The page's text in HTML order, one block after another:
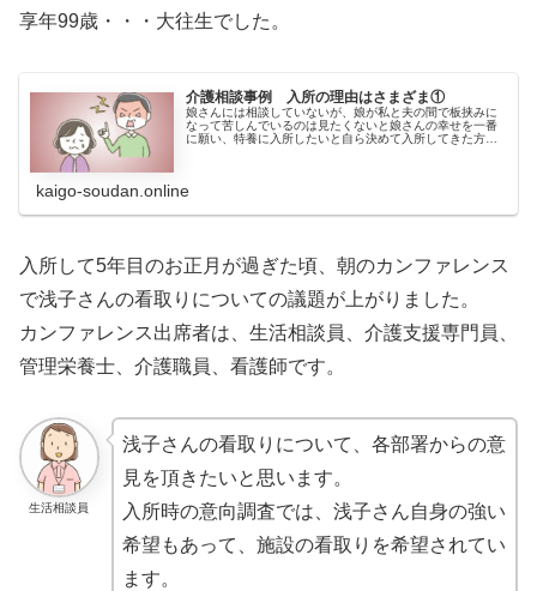
享年99歳・・・大往生でした。
介護相談事例 入所の理由はさまざま①
娘さんには相談していないが、娘が私と夫の間で板挟みに
なって苦しんでいるのは見たくないと娘さんの幸せを一番
に願い、特養に入所したいと自ら決めて入所してきた方は
kaigo-soudan.online
入所して5年目のお正月が過ぎた頃、朝のカンファレンス
で浅子さんの看取りについての議題が上がりました。
カンファレンス出席者は、生活相談員、介護支援専門員、
管理栄養士、介護職員、看護師です。
生活相談員
浅子さんの看取りについて、各部署からの意
見を頂きたいと思います。
入所時の意向調査では、浅子さん自身の強い
希望もあって、施設の看取りを希望されてい
ます。